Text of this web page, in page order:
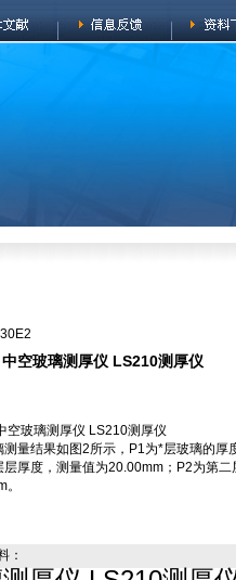
空玻璃测厚仪 LS210测厚仪
空玻璃测厚仪 LS210测厚仪
测量结果如图2所示，P1为*层玻璃的厚
层厚度，测量值为20.00mm；P2为第
：